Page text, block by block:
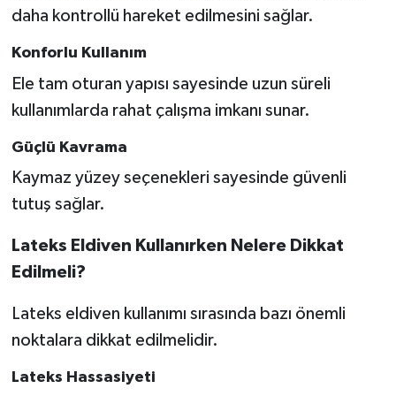
daha kontrollü hareket edilmesini sağlar.
Konforlu Kullanım
Ele tam oturan yapısı sayesinde uzun süreli
kullanımlarda rahat çalışma imkanı sunar.
Güçlü Kavrama
Kaymaz yüzey seçenekleri sayesinde güvenli
tutuş sağlar.
Lateks Eldiven Kullanırken Nelere Dikkat
Edilmeli?
Lateks eldiven kullanımı sırasında bazı önemli
noktalara dikkat edilmelidir.
Lateks Hassasiyeti